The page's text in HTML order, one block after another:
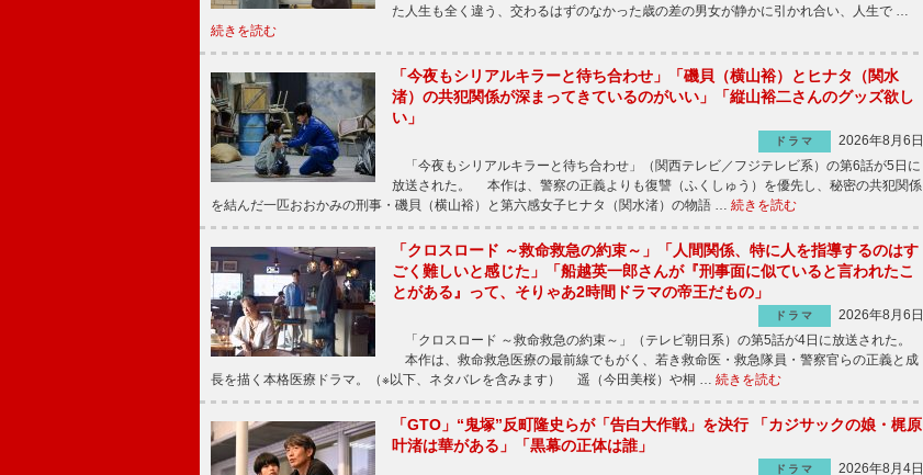
た人生も全く違う、交わるはずのなかった歳の差の男女が静かに引かれ合い、人生で …
続きを読む
「今夜もシリアルキラーと待ち合わせ」「磯貝（横山裕）とヒナタ（関水
渚）の共犯関係が深まってきているのがいい」「縦山裕二さんのグッズ欲し
い」
ドラマ
2026年8月6日
「今夜もシリアルキラーと待ち合わせ」（関西テレビ／フジテレビ系）の第6話が5日に
放送された。 本作は、警察の正義よりも復讐（ふくしゅう）を優先し、秘密の共犯関係
を結んだ一匹おおかみの刑事・磯貝（横山裕）と第六感女子ヒナタ（関水渚）の物語 … 続きを読む
「クロスロード ～救命救急の約束～」「人間関係、特に人を指導するのはす
ごく難しいと感じた」「船越英一郎さんが『刑事面に似ていると言われたこ
とがある』って、そりゃあ2時間ドラマの帝王だもの」
ドラマ
2026年8月6日
「クロスロード ～救命救急の約束～」（テレビ朝日系）の第5話が4日に放送された。
本作は、救命救急医療の最前線でもがく、若き救命医・救急隊員・警察官らの正義と成
長を描く本格医療ドラマ。（※以下、ネタバレを含みます） 遥（今田美桜）や桐 … 続きを読む
「GTO」“鬼塚”反町隆史らが「告白大作戦」を決行 「カジサックの娘・梶原
叶渚は華がある」「黒幕の正体は誰」
ドラマ 2026年8月4日